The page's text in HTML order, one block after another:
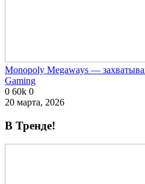
Monopoly Megaways —
Gaming
0 60k 0
20 марта, 2026
В Тренде!